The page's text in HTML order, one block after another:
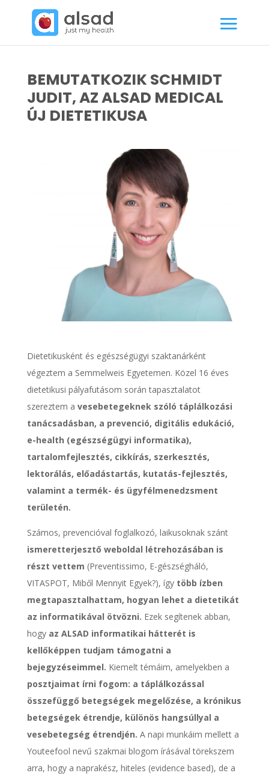
BEMUTATKOZIK SCHMIDT
JUDIT, AZ ALSAD MEDICAL
ÚJ DIETETIKUSA
Dietetikusként és egészségügyi szaktanárként
végeztem a Semmelweis Egyetemen. Közel 16 éves
dietetikusi pályafutásom során tapasztalatot
szereztem a vesebetegeknek szóló táplálkozási
tanácsadásban, a prevenció, digitális edukáció,
e-health (egészségügyi informatika),
tartalomfejlesztés, cikkírás, szerkesztés,
lektorálás, előadástartás, kutatás-fejlesztés,
valamint a termék- és ügyfélmenedzsment
területén.
Számos, prevencióval foglalkozó, laikusoknak szánt
ismeretterjesztő weboldal létrehozásában is
részt vettem (Preventissimo, E-gészségháló,
VITASPOT, Miből Mennyit Egyek?), így több ízben
megtapasztalhattam, hogyan lehet a dietetikát
az informatikával ötvözni. Ezek segítenek abban,
hogy az ALSAD informatikai hátterét is
kellőképpen tudjam támogatni a
bejegyzéseimmel. Kiemelt témáim, amelyekben a
posztjaimat írni fogom: a táplálkozással
összefüggő betegségek megelőzése, a krónikus
betegségek étrendje, különös hangsúllyal a
vesebetegség étrendjén. A napi munkáim mellett a
Youteefool nevű szakmai blogom írásával törekszem
arra, hogy a naprakész, hiteles (evidence based), de a